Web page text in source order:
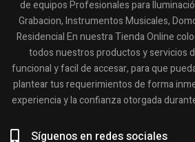
de equipos Profesionales para
Grabacion, Instrumentos Musicales,
Residencial En nuestra Tienda Online
todos nuestros productos y servicios
funcional y facil de accesar, para que
plantear tus requerimientos de forma
experiencia y la confianza otorgada
Síguenos en redes sociales